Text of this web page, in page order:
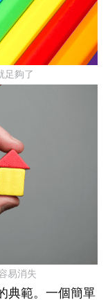
足夠了
易消失
典範。一個簡單